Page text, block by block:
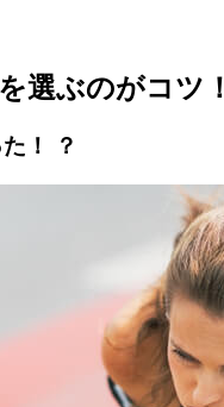
選ぶのがコツ！
！ ？